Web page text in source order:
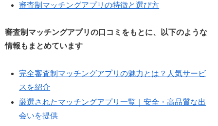
審査制マッチングアプリの特徴と選び方
審査制マッチングアプリの口コミをもとに、以下のような
情報もまとめています
完全審査制マッチングアプリの魅力とは？人気サービ
スを紹介
厳選されたマッチングアプリ一覧｜安全・高品質な出
会いを提供